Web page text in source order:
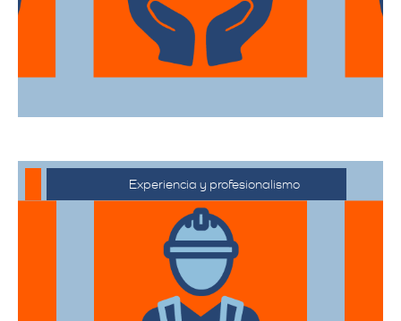
desde el embalaje hasta la entrega final.
Experiencia y profesionalismo
Contamos con una extensa trayectoria
en el sector de trasteos, ofreciendo un
servicio confiable y de alta calidad.